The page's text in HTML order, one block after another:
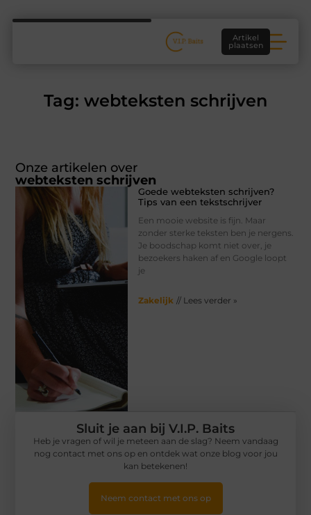
Artikel
plaatsen
Tag: webteksten schrijven
Onze artikelen over
webteksten schrijven
Goede webteksten schrijven?
Tips van een tekstschrijver
Een mooie website is fijn. Maar
zonder sterke teksten ben je nergens.
Je boodschap komt niet over, je
bezoekers haken af en Google loopt
je
Zakelijk // Lees verder »
Sluit je aan bij V.I.P. Baits
Heb je vragen of wil je meteen aan de slag? Neem vandaag
nog contact met ons op en ontdek wat onze blog voor jou
kan betekenen!
Neem contact met ons op